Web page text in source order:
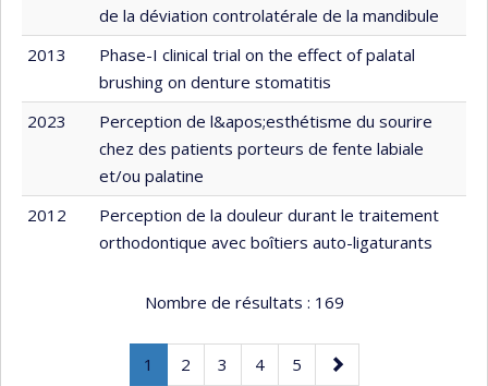
de la déviation controlatérale de la mandibule
2013
Phase-I clinical trial on the effect of palatal
brushing on denture stomatitis
2023
Perception de l&apos;esthétisme du sourire
chez des patients porteurs de fente labiale
et/ou palatine
2012
Perception de la douleur durant le traitement
orthodontique avec boîtiers auto-ligaturants
Nombre de résultats : 169
Page
1 Page
2 Page
3 Page
4 Page
5
Page